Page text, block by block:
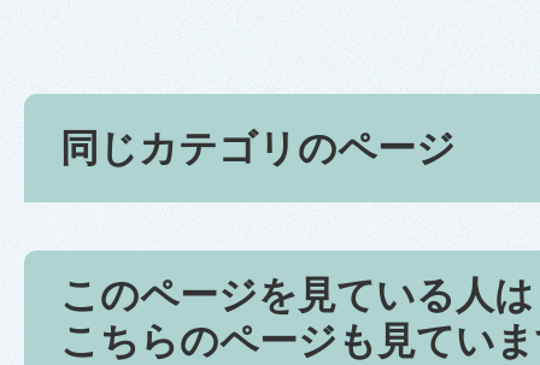
同じカテゴリのページ
このページを見ている人は
こちらのページも見てい